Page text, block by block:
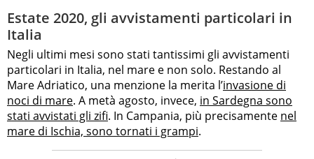
Estate 2020, gli avvistamenti particolari in
Italia
Negli ultimi mesi sono stati tantissimi gli avvistamenti
particolari in Italia, nel mare e non solo. Restando al
Mare Adriatico, una menzione la merita l’invasione di
noci di mare. A metà agosto, invece, in Sardegna sono
stati avvistati gli zifi. In Campania, più precisamente nel
mare di Ischia, sono tornati i grampi.